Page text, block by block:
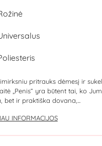
pritrauks dėmesį ir
„Penis“ yra būtent tai, ko
bet ir praktiška dovana,...
INFORMACIJOS